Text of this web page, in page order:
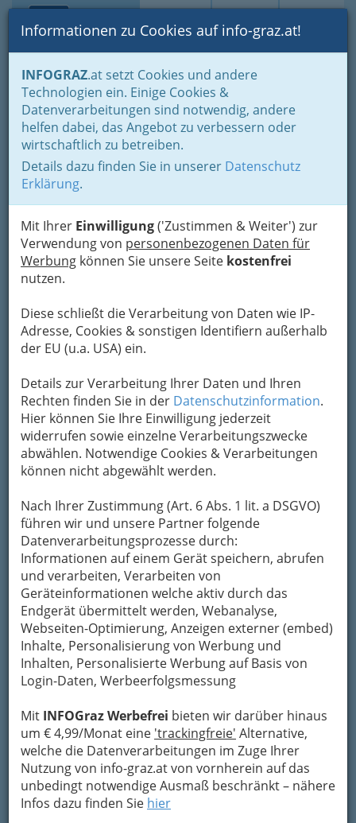
Suche Login Toggle
Informationen zu Cookies auf info-graz.at!
INFOGRAZ.at setzt Cookies und andere
Technologien ein. Einige Cookies &
Datenverarbeitungen sind notwendig, andere
helfen dabei, das Angebot zu verbessern oder
wirtschaftlich zu betreiben.
Details dazu finden Sie in unserer Datenschutz
Erklärung.
Mit Ihrer Einwilligung('Zustimmen & Weiter') zur
Verwendung von personenbezogenen Daten für
Werbung können Sie unsere Seite kostenfrei
nutzen.
Diese schließt die Verarbeitung von Daten wie IP-
Adresse, Cookies & sonstigen Identifiern außerhalb
der EU (u.a. USA) ein.
Details zur Verarbeitung Ihrer Daten und Ihren
Rechten finden Sie in der Datenschutzinformation.
Hier können Sie Ihre Einwilligung jederzeit
widerrufen sowie einzelne Verarbeitungszwecke
abwählen. Notwendige Cookies & Verarbeitungen
können nicht abgewählt werden.
Nach Ihrer Zustimmung (Art. 6 Abs. 1 lit. a DSGVO)
führen wir und unsere Partner folgende
Datenverarbeitungsprozesse durch:
Informationen auf einem Gerät speichern, abrufen
und verarbeiten, Verarbeiten von
Geräteinformationen welche aktiv durch das
Endgerät übermittelt werden, Webanalyse,
Webseiten-Optimierung, Anzeigen externer (embed)
Inhalte, Personalisierung von Werbung und
Inhalten, Personalisierte Werbung auf Basis von
Login-Daten, Werbeerfolgsmessung
Mit INFOGraz Werbefrei bieten wir darüber hinaus
um € 4,99/Monat eine 'trackingfreie' Alternative,
welche die Datenverarbeitungen im Zuge Ihrer
Nutzung von info-graz.at von vornherein auf das
unbedingt notwendige Ausmaß beschränkt – nähere
Infos dazu finden Sie hier
Home Branchen Auto - KFZ
Bundespolizeidirektion Graz
Paulustorgasse 8, 8010 Graz
+43 316 888 - 0
Die vielfältigen Aufgabengebiete im einzelnen
werden auf dieser Seite erläutert. Für Notfälle
gilt dieNotrufnummer 133vorgesehen.
Karte anzeigen
Um die Info-Graz Firmen vor Spam-Mails zu
bewahren, verwenden wir an dieser Stelle zur
Übermittlung Ihrer Nachricht ein sicheres
Formular. Ihre Nachricht wird nach dem
Absenden umgehend per Mail an das
Unternehmen Bundespolizeidirektion Graz
weitergeleitet.
Mein Name
Meine Email Adresse
Mein Betreff